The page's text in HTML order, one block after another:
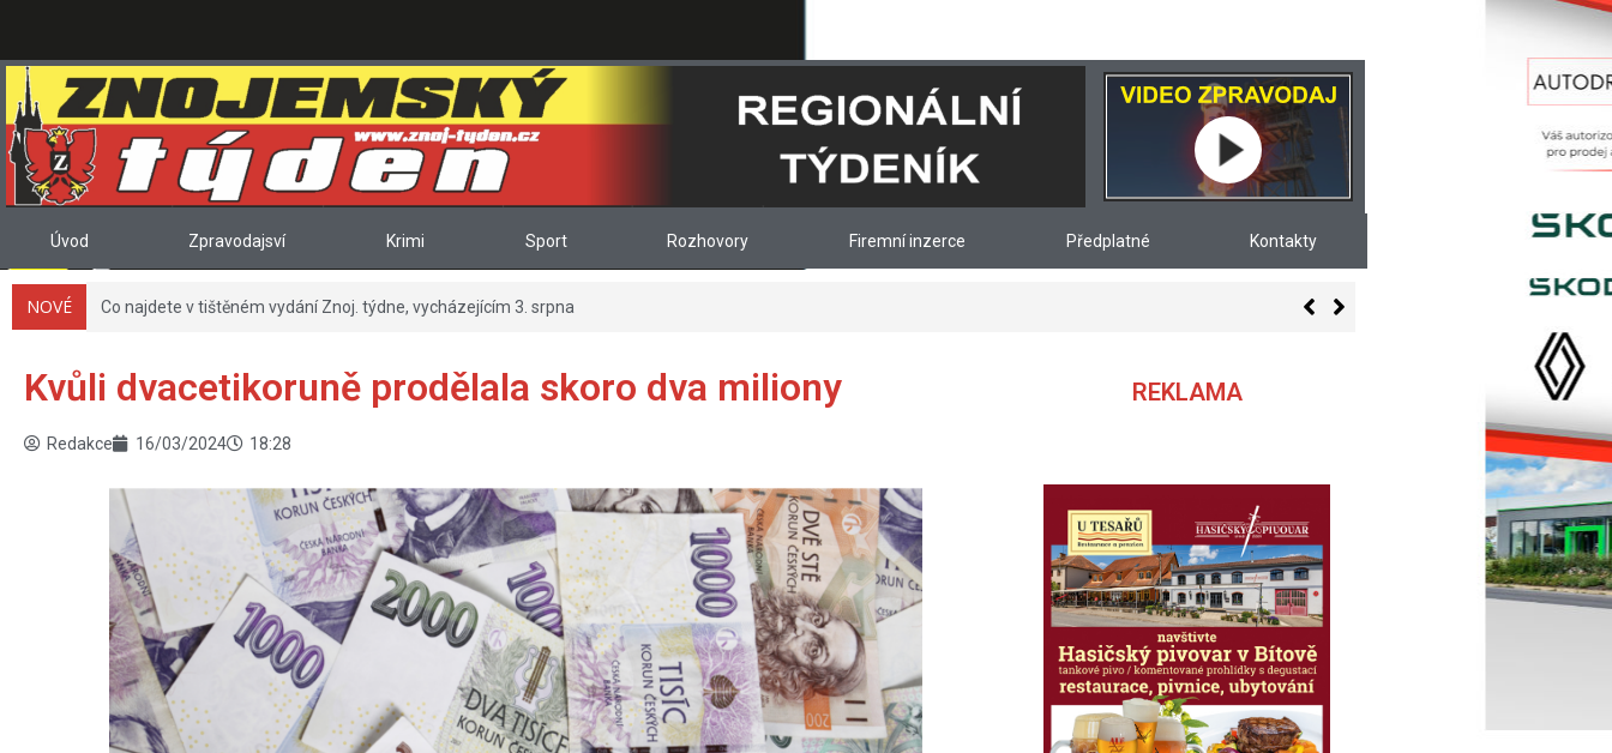
Úvod Zpravodajsví Krimi Sport Rozhovory Firemní inzerce Předplatné Kontakty
NOVÉ Co najdete v tištěném vydání Znoj. týdne, vycházejícím 3. srpna
Kvůli dvacetikoruně prodělala skoro dva miliony
Redakce 16/03/2024 18:28
REKLAMA